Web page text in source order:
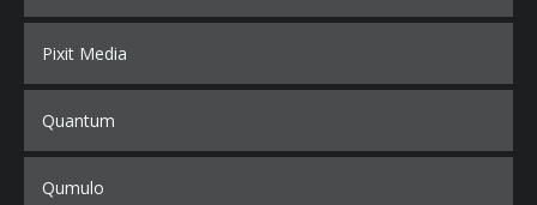
Pixit Media
Quantum
Qumulo